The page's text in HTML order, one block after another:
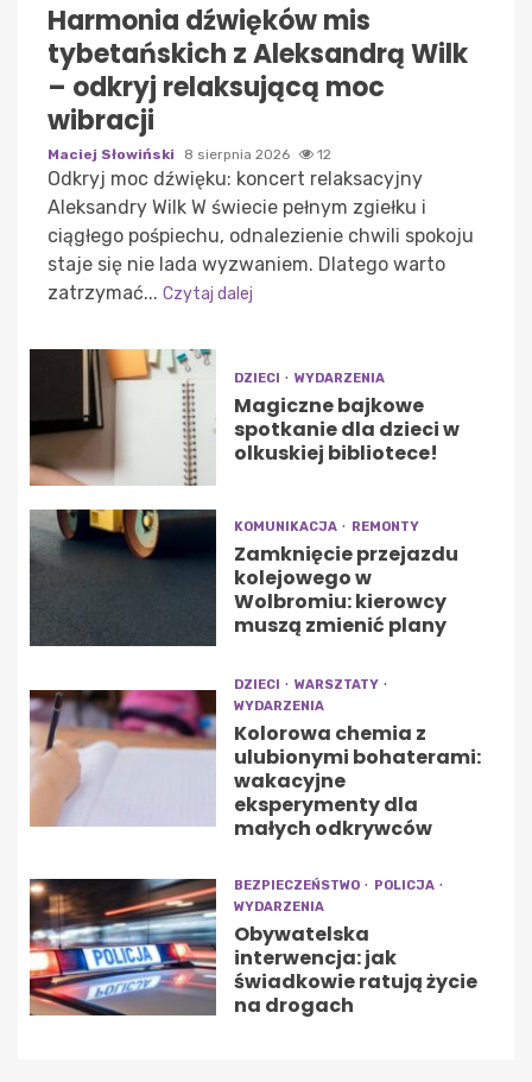
Harmonia dźwięków mis
tybetańskich z Aleksandrą Wilk
– odkryj relaksującą moc
wibracji
Maciej Słowiński 8 sierpnia 2026 12
Odkryj moc dźwięku: koncert relaksacyjny
Aleksandry Wilk W świecie pełnym zgiełku i
ciągłego pośpiechu, odnalezienie chwili spokoju
staje się nie lada wyzwaniem. Dlatego warto
zatrzymać... Czytaj dalej
DZIECI WYDARZENIA
Magiczne bajkowe
spotkanie dla dzieci w
olkuskiej bibliotece!
KOMUNIKACJA REMONTY
Zamknięcie przejazdu
kolejowego w
Wolbromiu: kierowcy
muszą zmienić plany
DZIECI
WARSZTATY
WYDARZENIA
Kolorowa chemia z
ulubionymi bohaterami:
wakacyjne
eksperymenty dla
małych odkrywców
BEZPIECZEŃSTWO
POLICJA
WYDARZENIA
Obywatelska
interwencja: jak
świadkowie ratują życie
na drogach